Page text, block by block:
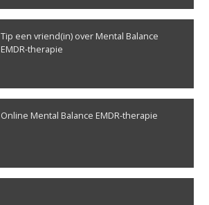
Tip een vriend(in) over Mental Balance
EMDR-therapie
Online Mental Balance EMDR-therapie